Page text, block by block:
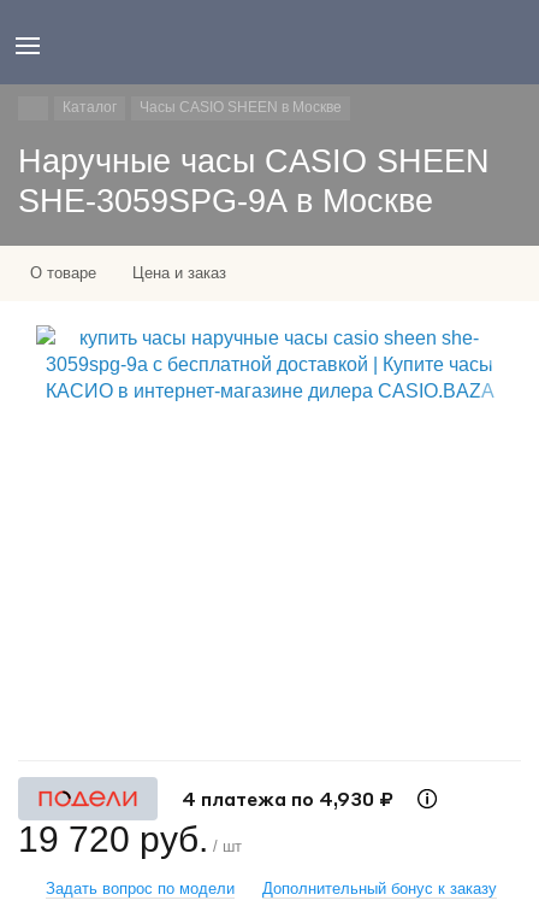
Каталог Часы CASIO SHEEN в Москве
Наручные часы CASIO SHEEN
SHE-3059SPG-9A в Москве
О товаре Цена и заказ
4 платежа по 4,930 ₽
19 720 руб. / шт
Задать вопрос по модели Дополнительный бонус к заказу